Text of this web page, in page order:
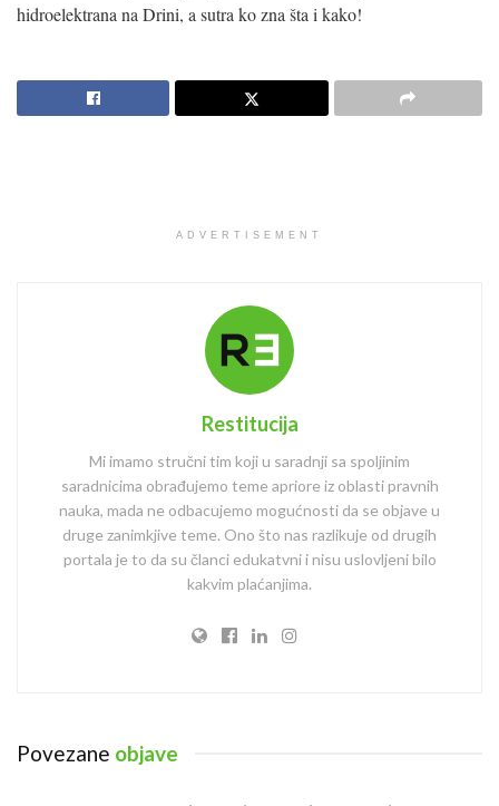
hidroelektrana na Drini, a sutra ko zna šta i kako!
ADVERTISEMENT
Restitucija
Mi imamo stručni tim koji u saradnji sa spoljinim
saradnicima obrađujemo teme apriore iz oblasti pravnih
nauka, mada ne odbacujemo mogućnosti da se objave u
druge zanimkjive teme. Ono što nas razlikuje od drugih
portala je to da su članci edukatvni i nisu uslovljeni bilo
kakvim plaćanjima.
Povezane objave